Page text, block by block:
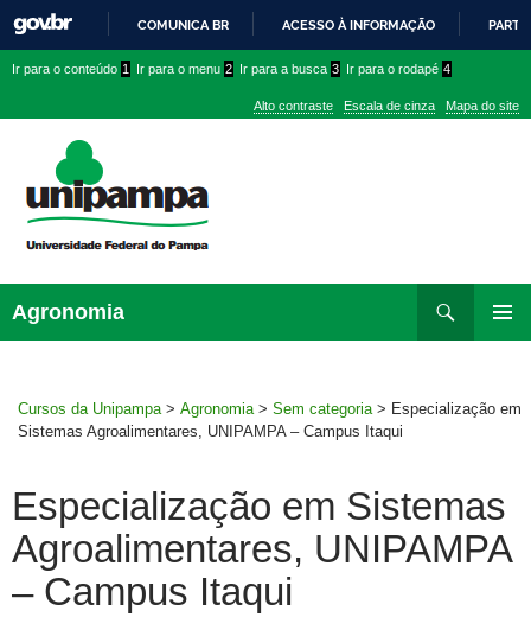
PARA
CONTEÚDO
COMUNICA BR ACESSO À INFORMAÇÃO
conteúdo
menu
superior
menu
Ir para o conteúdo 1 Ir para o menu 2 Ir para a busca 3 Ir para o rodapé 4
Alto contraste Escala de cinza Mapa do site
Agronomia
para
Cursos da Unipampa > Agronomia > Sem categoria > Especialização em
Sistemas Agroalimentares, UNIPAMPA – Campus Itaqui
Especialização em Sistemas
Agroalimentares, UNIPAMPA
– Campus Itaqui